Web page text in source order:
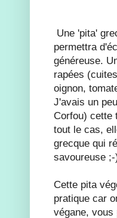
Une 'pita'
permettra
généreuse.
rapées
oignon,
J'avais un
Corfou) cette
tout le cas,
grecque qui
savoureuse ;-
Cette pita
pratique car
végane, vous